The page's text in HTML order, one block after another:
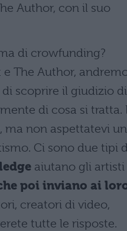
Author, con il suo
di crowfunding?
e The Author,
scoprire il giudizio di
di cosa si tratta.
, ma non aspettatevi un
Ci sono due tipi
aiutano gli artisti
poi inviano ai
creatori di video,
tutte le risposte.